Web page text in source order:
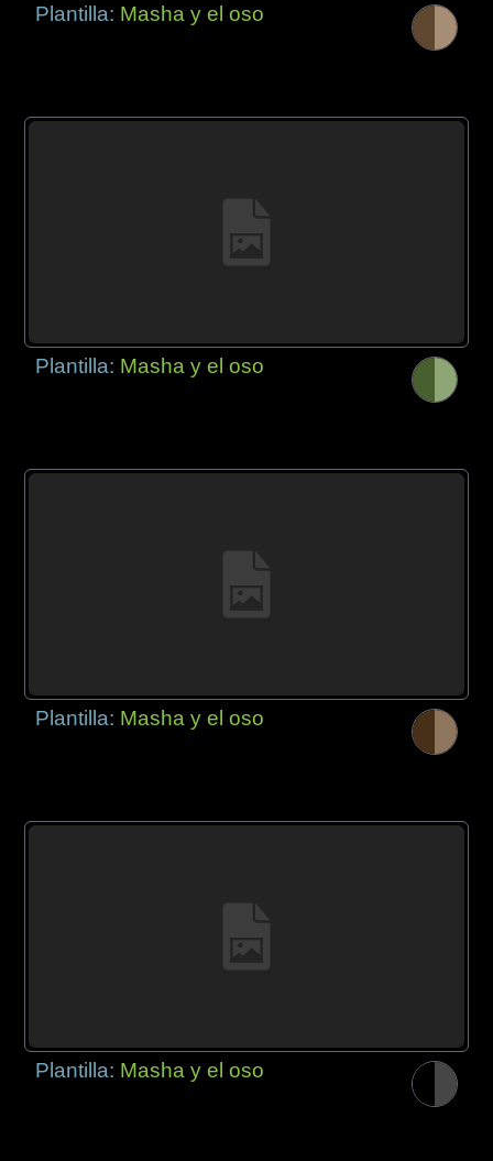
Plantilla: Masha y el oso
Plantilla: Masha y el oso
Plantilla: Masha y el oso
Plantilla: Masha y el oso